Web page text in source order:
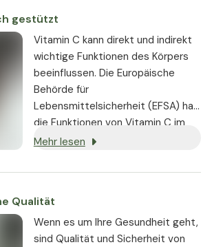
gestützt
Vitamin C kann direkt und indirekt
wichtige Funktionen des Körpers
beeinflussen. Die Europäische
Behörde für
Lebensmittelsicherheit (EFSA) hat
die Funktionen von Vitamin C im
menschlichen Körper
bestätigt.[1]
Mehr lesen
Qualität
Wenn es um Ihre Gesundheit geht,
sind Qualität und Sicherheit von